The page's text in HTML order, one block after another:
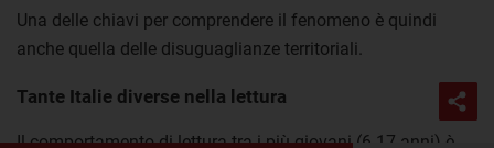
Una delle chiavi per comprendere il fenomeno è quindi
anche quella delle disuguaglianze territoriali.
Tante Italie diverse nella lettura
Il comportamento di lettura tra i più giovani (6-17 anni) è